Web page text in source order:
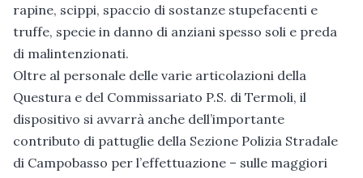
rapine, scippi, spaccio di sostanze stupefacenti e
truffe, specie in danno di anziani spesso soli e preda
di malintenzionati.
Oltre al personale delle varie articolazioni della
Questura e del Commissariato P.S. di Termoli, il
dispositivo si avvarrà anche dell’importante
contributo di pattuglie della Sezione Polizia Stradale
di Campobasso per l’effettuazione – sulle maggiori